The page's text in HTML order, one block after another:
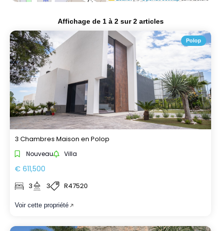
Affichage de 1à 2sur2articles
Polop
3 Chambres Maison en Polop
Nouveau Villa
€ 611,500
3 3 R47520
Voir cette propriété